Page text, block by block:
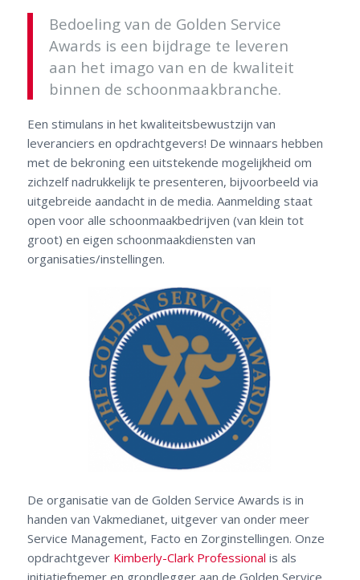
Bedoeling van de Golden Service
Awards is een bijdrage te leveren
aan het imago van en de kwaliteit
binnen de schoonmaakbranche.
Een stimulans in het kwaliteitsbewustzijn van
leveranciers en opdrachtgevers! De winnaars hebben
met de bekroning een uitstekende mogelijkheid om
zichzelf nadrukkelijk te presenteren, bijvoorbeeld via
uitgebreide aandacht in de media. Aanmelding staat
open voor alle schoonmaakbedrijven (van klein tot
groot) en eigen schoonmaakdiensten van
organisaties/instellingen.
De organisatie van de Golden Service Awards is in
handen van Vakmedianet, uitgever van onder meer
Service Management, Facto en Zorginstellingen. Onze
opdrachtgever Kimberly-Clark Professional is als
initiatiefnemer en grondlegger aan de Golden Service